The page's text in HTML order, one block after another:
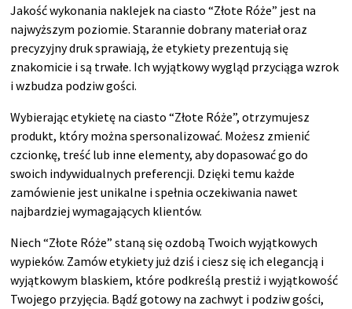
Jakość wykonania naklejek na ciasto “Złote Róże” jest na
najwyższym poziomie. Starannie dobrany materiał oraz
precyzyjny druk sprawiają, że etykiety prezentują się
znakomicie i są trwałe. Ich wyjątkowy wygląd przyciąga wzrok
i wzbudza podziw gości.
Wybierając etykietę na ciasto “Złote Róże”, otrzymujesz
produkt, który można spersonalizować. Możesz zmienić
czcionkę, treść lub inne elementy, aby dopasować go do
swoich indywidualnych preferencji. Dzięki temu każde
zamówienie jest unikalne i spełnia oczekiwania nawet
najbardziej wymagających klientów.
Niech “Złote Róże” staną się ozdobą Twoich wyjątkowych
wypieków. Zamów etykiety już dziś i ciesz się ich elegancją i
wyjątkowym blaskiem, które podkreślą prestiż i wyjątkowość
Twojego przyjęcia. Bądź gotowy na zachwyt i podziw gości,